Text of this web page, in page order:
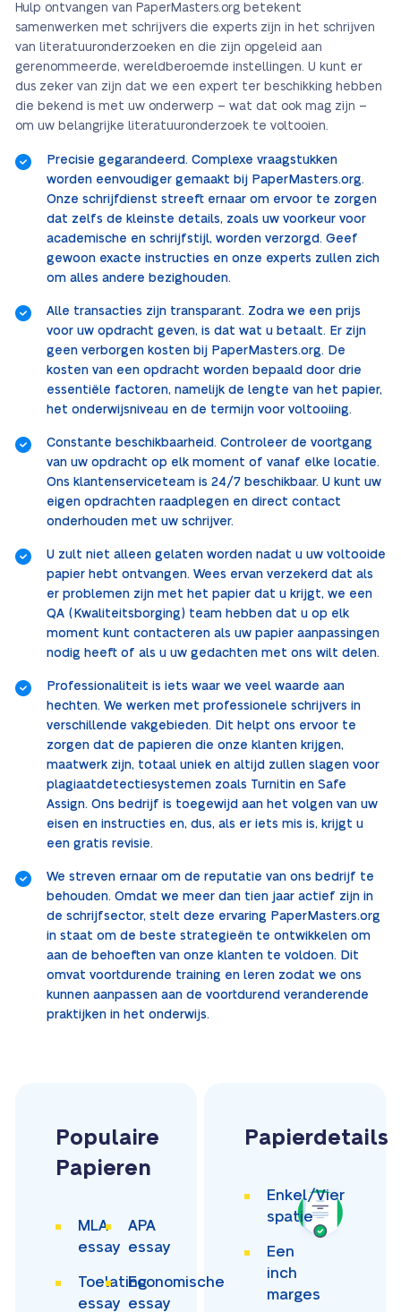
Hulp ontvangen van PaperMasters.org betekent
samenwerken met schrijvers die experts zijn in het schrijven
van literatuuronderzoeken en die zijn opgeleid aan
gerenommeerde, wereldberoemde instellingen. U kunt er
dus zeker van zijn dat we een expert ter beschikking hebben
die bekend is met uw onderwerp – wat dat ook mag zijn –
om uw belangrijke literatuuronderzoek te voltooien.
Precisie gegarandeerd. Complexe vraagstukken
worden eenvoudiger gemaakt bij PaperMasters.org.
Onze schrijfdienst streeft ernaar om ervoor te zorgen
dat zelfs de kleinste details, zoals uw voorkeur voor
academische en schrijfstijl, worden verzorgd. Geef
gewoon exacte instructies en onze experts zullen zich
om alles andere bezighouden.
Alle transacties zijn transparant. Zodra we een prijs
voor uw opdracht geven, is dat wat u betaalt. Er zijn
geen verborgen kosten bij PaperMasters.org. De
kosten van een opdracht worden bepaald door drie
essentiële factoren, namelijk de lengte van het papier,
het onderwijsniveau en de termijn voor voltooiing.
Constante beschikbaarheid. Controleer de voortgang
van uw opdracht op elk moment of vanaf elke locatie.
Ons klantenserviceteam is 24/7 beschikbaar. U kunt uw
eigen opdrachten raadplegen en direct contact
onderhouden met uw schrijver.
U zult niet alleen gelaten worden nadat u uw voltooide
papier hebt ontvangen. Wees ervan verzekerd dat als
er problemen zijn met het papier dat u krijgt, we een
QA (Kwaliteitsborging) team hebben dat u op elk
moment kunt contacteren als uw papier aanpassingen
nodig heeft of als u uw gedachten met ons wilt delen.
Professionaliteit is iets waar we veel waarde aan
hechten. We werken met professionele schrijvers in
verschillende vakgebieden. Dit helpt ons ervoor te
zorgen dat de papieren die onze klanten krijgen,
maatwerk zijn, totaal uniek en altijd zullen slagen voor
plagiaatdetectiesystemen zoals Turnitin en Safe
Assign. Ons bedrijf is toegewijd aan het volgen van uw
eisen en instructies en, dus, als er iets mis is, krijgt u
een gratis revisie.
We streven ernaar om de reputatie van ons bedrijf te
behouden. Omdat we meer dan tien jaar actief zijn in
de schrijfsector, stelt deze ervaring PaperMasters.org
in staat om de beste strategieën te ontwikkelen om
aan de behoeften van onze klanten te voldoen. Dit
omvat voortdurende training en leren zodat we ons
kunnen aanpassen aan de voortdurend veranderende
praktijken in het onderwijs.
Populaire
Papieren
MLA
essay
APA
essay
Toelating
essay
Economische
essay
Papierdetails
Enkel/Vier
spatie
Een
inch
marges